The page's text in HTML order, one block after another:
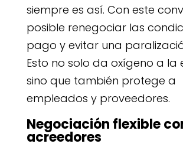
siempre es así. Con este
posible renegociar las
pago y evitar una
Esto no solo da oxígeno a la
sino que también protege a
empleados y proveedores.
Negociación flexible
acreedores